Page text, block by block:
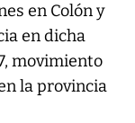
en Colón y
en dicha
movimiento
la provincia